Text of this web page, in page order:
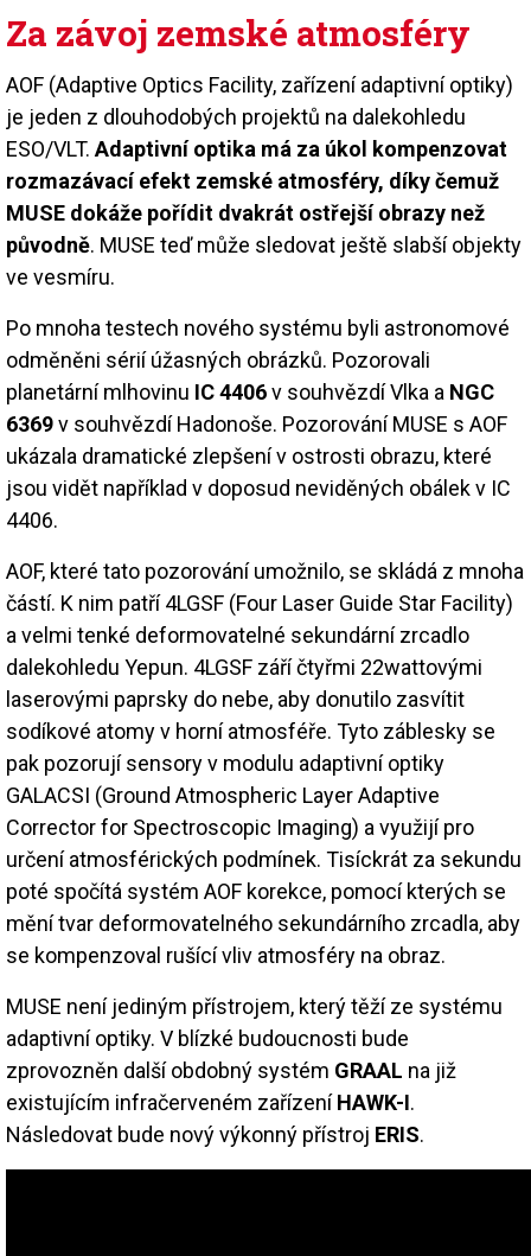
Za závoj zemské atmosféry
AOF (Adaptive Optics Facility, zařízení adaptivní optiky)
je jeden z dlouhodobých projektů na dalekohledu
ESO/VLT. Adaptivní optika má za úkol kompenzovat
rozmazávací efekt zemské atmosféry, díky čemuž
MUSE dokáže pořídit dvakrát ostřejší obrazy než
původně. MUSE teď může sledovat ještě slabší objekty
ve vesmíru.
Po mnoha testech nového systému byli astronomové
odměněni sérií úžasných obrázků. Pozorovali
planetární mlhovinu IC 4406v souhvězdí Vlka a NGC
6369v souhvězdí Hadonoše. Pozorování MUSE s AOF
ukázala dramatické zlepšení v ostrosti obrazu, které
jsou vidět například v doposud neviděných obálek v IC
4406.
AOF, které tato pozorování umožnilo, se skládá z mnoha
částí. K nim patří 4LGSF (Four Laser Guide Star Facility)
a velmi tenké deformovatelné sekundární zrcadlo
dalekohledu Yepun. 4LGSF září čtyřmi 22wattovými
laserovými paprsky do nebe, aby donutilo zasvítit
sodíkové atomy v horní atmosféře. Tyto záblesky se
pak pozorují sensory v modulu adaptivní optiky
GALACSI (Ground Atmospheric Layer Adaptive
Corrector for Spectroscopic Imaging) a využijí pro
určení atmosférických podmínek. Tisíckrát za sekundu
poté spočítá systém AOF korekce, pomocí kterých se
mění tvar deformovatelného sekundárního zrcadla, aby
se kompenzoval rušící vliv atmosféry na obraz.
MUSE není jediným přístrojem, který těží ze systému
adaptivní optiky. V blízké budoucnosti bude
zprovozněn další obdobný systém GRAAL na již
existujícím infračerveném zařízeníHAWK-I.
Následovat bude nový výkonný přístroj ERIS.